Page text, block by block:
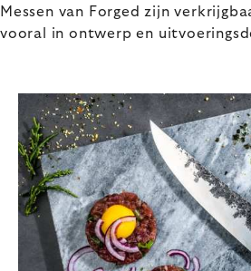
Messen van Forged zijn
vooral in ontwerp en